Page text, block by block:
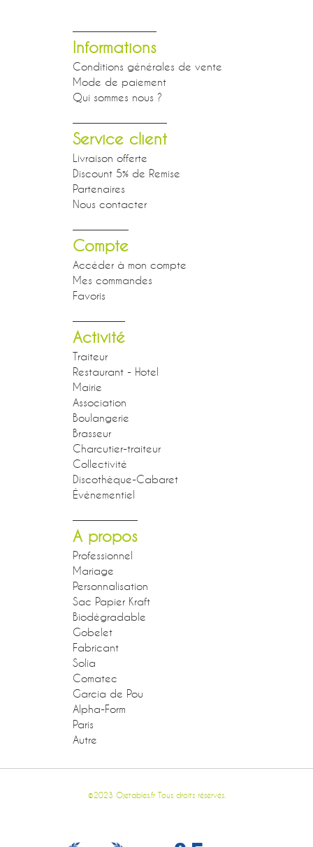
Informations
Conditions générales de vente
Mode de paiement
Qui sommes nous ?
Service client
Livraison offerte
Discount 5% de Remise
Partenaires
Nous contacter
Compte
Accéder à mon compte
Mes commandes
Favoris
Activité
Traiteur
Restaurant - Hotel
Mairie
Association
Boulangerie
Brasseur
Charcutier-traiteur
Collectivité
Discothèque-Cabaret
Événementiel
A propos
Professionnel
Mariage
Personnalisation
Sac Papier Kraft
Biodégradable
Gobelet
Fabricant
Solia
Comatec
Garcia de Pou
Alpha-Form
Paris
Autre
©2023 Ojetables.fr Tous droits réservés.